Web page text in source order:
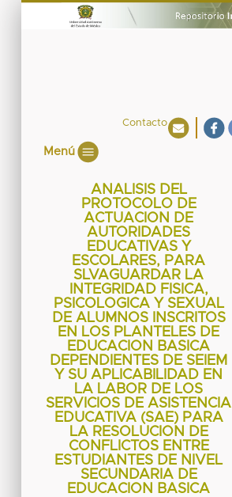
Contacto
Menú
ANALISIS DEL
PROTOCOLO DE
ACTUACION DE
AUTORIDADES
EDUCATIVAS Y
ESCOLARES, PARA
SLVAGUARDAR LA
INTEGRIDAD FISICA,
PSICOLOGICA Y SEXUAL
DE ALUMNOS INSCRITOS
EN LOS PLANTELES DE
EDUCACION BASICA
DEPENDIENTES DE SEIEM
Y SU APLICABILIDAD EN
LA LABOR DE LOS
SERVICIOS DE ASISTENCIA
EDUCATIVA (SAE) PARA
LA RESOLUCION DE
CONFLICTOS ENTRE
ESTUDIANTES DE NIVEL
SECUNDARIA DE
EDUCACION BASICA